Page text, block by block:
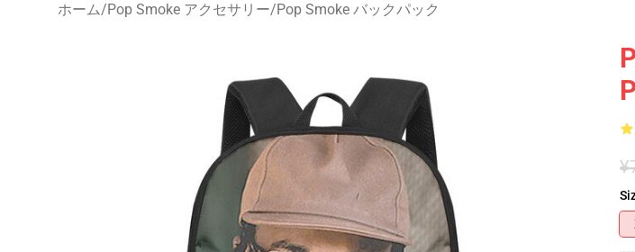
ホーム/Pop Smoke アクセサリー/Pop Smoke バックパック